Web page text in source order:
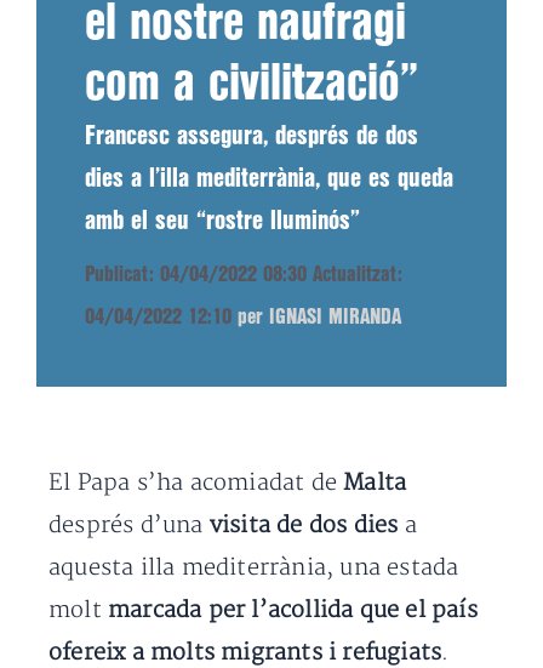
el nostre naufragi
com a civilització”
Francesc assegura, després de dos
dies a l’illa mediterrània, que es queda
amb el seu “rostre lluminós”
Publicat: 04/04/2022 08:30 Actualitzat:
04/04/2022 12:10 per IGNASI MIRANDA
El Papa s’ha acomiadat deMalta
després d’una visita de dos dies a
aquesta illa mediterrània, una estada
molt marcada per l’acollida que el país
ofereix a molts migrants i refugiats.